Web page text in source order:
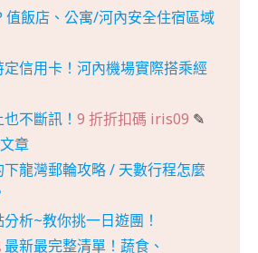
值飯店、公寓/河內安全住宿區域
定信用卡！河內機場實際搭乘經
不斷訊！ 9 折折扣碼 iris09 ✎
章
下龍灣郵輪攻略 / 天數行程怎麼
析~教你挑一日遊團！
最新最完整清單！蔬食、